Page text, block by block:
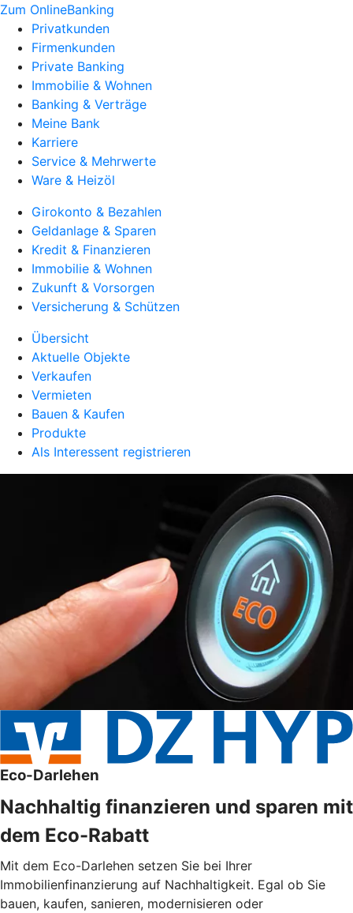
Zum OnlineBanking
Privatkunden
Firmenkunden
Private Banking
Immobilie & Wohnen
Banking & Verträge
Meine Bank
Karriere
Service & Mehrwerte
Ware & Heizöl
Girokonto & Bezahlen
Geldanlage & Sparen
Kredit & Finanzieren
Immobilie & Wohnen
Zukunft & Vorsorgen
Versicherung & Schützen
Übersicht
Aktuelle Objekte
Verkaufen
Vermieten
Bauen & Kaufen
Produkte
Als Interessent registrieren
Eco-Darlehen
Nachhaltig finanzieren und sparen mit
dem Eco-Rabatt
Mit dem Eco-Darlehen setzen Sie bei Ihrer
Immobilienfinanzierung auf Nachhaltigkeit. Egal ob Sie
bauen, kaufen, sanieren, modernisieren oder